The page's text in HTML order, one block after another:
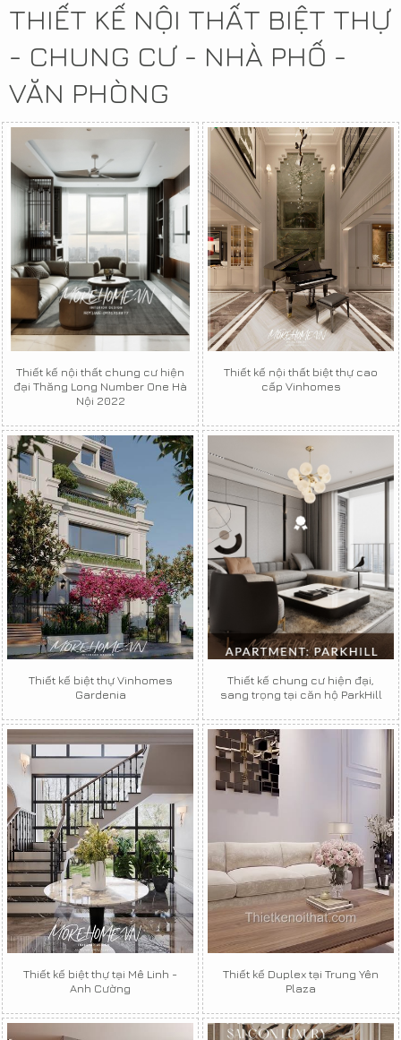
THIẾT KẾ NỘI THẤT BIỆT THỰ
- CHUNG CƯ - NHÀ PHỐ -
VĂN PHÒNG
Thiết kế nội thất chung cư hiện
đại Thăng Long Number One Hà
Nội 2022
Thiết kế nội thất biệt thự cao
cấp Vinhomes
Thiết kế biệt thự Vinhomes
Gardenia
Thiết kế chung cư hiện đại,
sang trọng tại căn hộ ParkHill
Thiết kế biệt thự tại Mê Linh -
Anh Cường
Thiết kế Duplex tại Trung Yên
Plaza